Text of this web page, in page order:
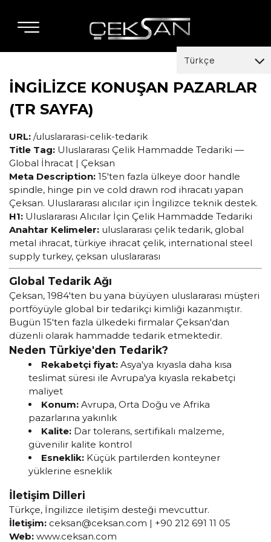
İNGİLİZCE KONUŞAN PAZARLAR
(TR SAYFA)
URL: /uluslararasi-celik-tedarik
Title Tag: Uluslararası Çelik Hammadde Tedariki —
Global İhracat | Çeksan
Meta Description: 15'ten fazla ülkeye door handle
spindle, hinge pin ve cold drawn rod ihracatı yapan
Çeksan. Uluslararası alıcılar için İngilizce teknik destek.
H1: Uluslararası Alıcılar İçin Çelik Hammadde Tedariki
Anahtar Kelimeler: uluslararası çelik tedarik, global
metal ihracat, türkiye ihracat çelik, international steel
supply turkey, çeksan uluslararası
Global Tedarik Ağı
Çeksan, 1984'ten bu yana büyüyen uluslararası müşteri
portföyüyle global bir tedarikçi kimliği kazanmıştır.
Bugün 15'ten fazla ülkedeki firmalar Çeksan'dan
düzenli olarak hammadde tedarik etmektedir.
Neden Türkiye'den Tedarik?
Rekabetçi fiyat: Asya'ya kıyasla daha kısa
teslimat süresi ile Avrupa'ya kıyasla rekabetçi
maliyet
Konum: Avrupa, Orta Doğu ve Afrika
pazarlarına yakınlık
Kalite: Dar tolerans, sertifikalı malzeme,
güvenilir kalite kontrol
Esneklik: Küçük partilerden konteyner
yüklerine esneklik
İletişim Dilleri
Türkçe, İngilizce iletişim desteği mevcuttur.
İletişim: ceksan@ceksan.com | +90 212 691 11 05
Web: www.ceksan.com
Türkçe
Türkçe
italiano
español
العربية
français